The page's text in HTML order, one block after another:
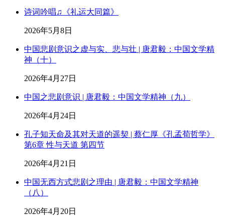
诗词吟唱♫《礼运大同篇》
2026年5月8日
中国悲剧意识之虚与实、悲与壮 | 唐君毅：中国文学精
神（十）
2026年4月27日
中国之悲剧意识 | 唐君毅：中国文学精神（九）
2026年4月24日
孔子知天命及其对天道的遥契 | 蔡仁厚《孔孟荀哲学》
第6章 性与天道 第四节
2026年4月21日
中国无西方式悲剧之理由 | 唐君毅：中国文学精神
（八）
2026年4月20日